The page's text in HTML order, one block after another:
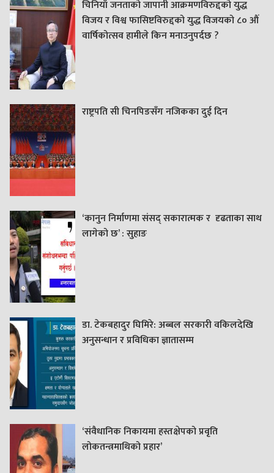
चिनियाँ जनताको जापानी आक्रमणविरुद्दको युद्ध
विजय र विश्व फासिष्टविरुद्दको युद्ध विजयको ८० औं
वार्षिकोत्सव हामीले किन मनाउनुपर्दछ ?
राष्ट्रपति सी चिनपिङसँग नजिकका दुई दिन
‘कानुन निर्माणमा संसद् सकारात्मक र दृढताका साथ
लागेको छ’ : सुहाङ
डा. टेकबहादुर घिमिरे: अब्बल सरकारी वकिलदेखि
अनुसन्धान र प्रविधिका ज्ञातासम्म
‘संवैधानिक निकायमा हस्तक्षेपको प्रवृति
लोकतन्त्रमाथिको प्रहार’